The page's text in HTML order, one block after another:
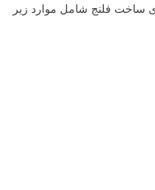
ساخت فلنج شامل موارد زیر